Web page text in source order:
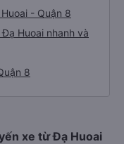
- Quận 8
Huoai nhanh và
8
xe từ Đạ Huoai